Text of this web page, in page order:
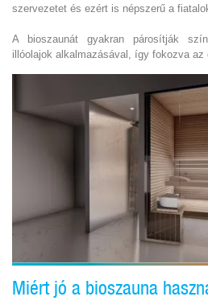
szervezetet és ezért is népszerű a
A bioszaunát gyakran párosítják
illóolajok alkalmazásával, így fokozva az
Miért jó a bioszauna